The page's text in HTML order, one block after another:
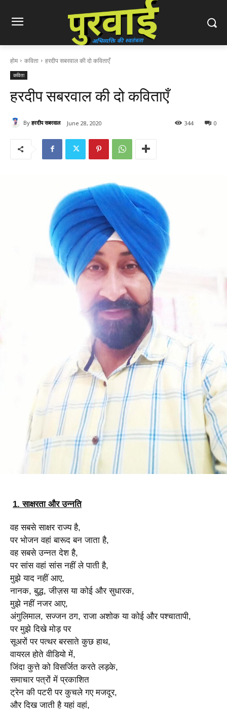
होम कविता हरदीप सबरवाल की दो कविताएँ
कविता
हरदीप सबरवाल की दो कविताएँ
By हरदीप सबरवाल June 28, 2020 0
344
1. साक्षरता और उन्नति
वह सबसे साक्षर राज्य है,
पर भोजन वहां बारूद बन जाता है,
वह सबसे उन्नत देश है,
पर सांस वहां सांस नहीं ले पाती है,
मुझे याद नहीं आए,
नानक, बुद्ध, जीज़स या कोई और सुधारक,
मुझे नहीं नजर आए,
अंगुलिमाल, सज्जन ठग, राजा अशोक या कोई और पश्चातापी,
पर मुझे दिखे मोड़ पर
सूअरों पर पत्थर बरसाते कुछ हाथ,
वायरल होते वीडियो में,
जिंदा कुत्ते को विसर्जित करते लड़के,
समाचार पत्रों में प्रकाशित
ट्रेन की पटरी पर कुचले गए मजदूर,
और दिख जाती है यहां वहां,